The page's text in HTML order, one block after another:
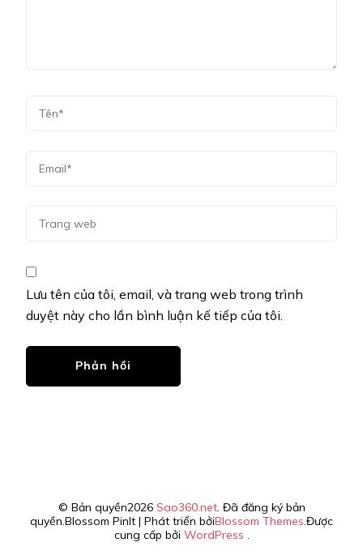
Lưu tên của tôi, email, và trang web trong trình
duyệt này cho lần bình luận kế tiếp của tôi.
© Bản quyền2026 Sao360.net. Đã đăng ký bản
quyền.Blossom PinIt | Phát triển bởiBlossom Themes.Được
cung cấp bởi WordPress .